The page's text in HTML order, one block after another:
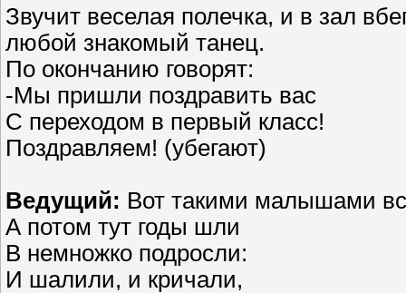
Звучит веселая полечка, и в зал
любой знакомый танец.
По окончанию говорят:
-Мы пришли поздравить вас
С переходом в первый класс!
Поздравляем! (убегают)
Ведущий: Вот такими малышами
А потом тут годы шли
В немножко подросли:
И шалили, и кричали,